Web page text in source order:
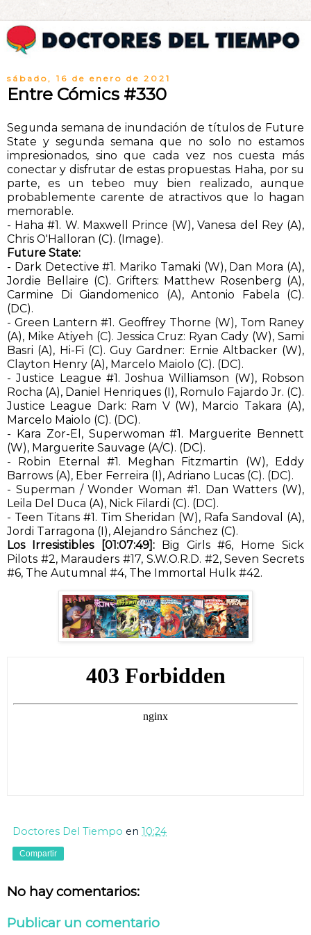
sábado, 16 de enero de 2021
Entre Cómics #330
Segunda semana de inundación de títulos de Future
State y segunda semana que no solo no estamos
impresionados, sino que cada vez nos cuesta más
conectar y disfrutar de estas propuestas. Haha, por su
parte, es un tebeo muy bien realizado, aunque
probablemente carente de atractivos que lo hagan
memorable.
- Haha #1. W. Maxwell Prince (W), Vanesa del Rey (A),
Chris O'Halloran (C). (Image).
Future State:
- Dark Detective #1. Mariko Tamaki (W), Dan Mora (A),
Jordie Bellaire (C). Grifters: Matthew Rosenberg (A),
Carmine Di Giandomenico (A), Antonio Fabela (C).
(DC).
- Green Lantern #1. Geoffrey Thorne (W), Tom Raney
(A), Mike Atiyeh (C). Jessica Cruz: Ryan Cady (W), Sami
Basri (A), Hi-Fi (C). Guy Gardner: Ernie Altbacker (W),
Clayton Henry (A), Marcelo Maiolo (C). (DC).
- Justice League #1. Joshua Williamson (W), Robson
Rocha (A), Daniel Henriques (I), Romulo Fajardo Jr. (C).
Justice League Dark: Ram V (W), Marcio Takara (A),
Marcelo Maiolo (C). (DC).
- Kara Zor-El, Superwoman #1. Marguerite Bennett
(W), Marguerite Sauvage (A/C). (DC).
- Robin Eternal #1. Meghan Fitzmartin (W), Eddy
Barrows (A), Eber Ferreira (I), Adriano Lucas (C). (DC).
- Superman / Wonder Woman #1. Dan Watters (W),
Leila Del Duca (A), Nick Filardi (C). (DC).
- Teen Titans #1. Tim Sheridan (W), Rafa Sandoval (A),
Jordi Tarragona (I), Alejandro Sánchez (C).
Los Irresistibles [01:07:49]:Big Girls #6, Home Sick
Pilots #2, Marauders #17, S.W.O.R.D. #2, Seven Secrets
#6, The Autumnal #4, The Immortal Hulk #42.
Doctores Del Tiempo en 10:24
Compartir
No hay comentarios:
Publicar un comentario